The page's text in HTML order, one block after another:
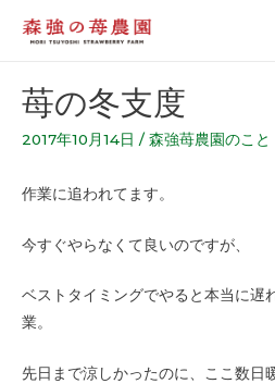
苺の冬支度
2017年10月14日 / 森強苺農園のこと
作業に追われてます。
今すぐやらなくて良いのですが、
ベストタイミングでやると本当に遅
業。
先日まで涼しかったのに、ここ数日